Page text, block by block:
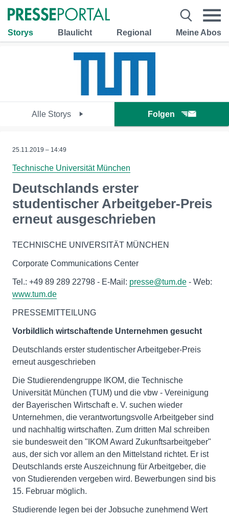
Storys Blaulicht Regional Meine Abos
Alle Storys Folgen
25.11.2019 – 14:49
Technische Universität München
Deutschlands erster
studentischer Arbeitgeber-Preis
erneut ausgeschrieben
TECHNISCHE UNIVERSITÄT MÜNCHEN
Corporate Communications Center
Tel.: +49 89 289 22798 - E-Mail: presse@tum.de - Web:
www.tum.de
PRESSEMITTEILUNG
Vorbildlich wirtschaftende Unternehmen gesucht
Deutschlands erster studentischer Arbeitgeber-Preis
erneut ausgeschrieben
Die Studierendengruppe IKOM, die Technische
Universität München (TUM) und die vbw - Vereinigung
der Bayerischen Wirtschaft e. V. suchen wieder
Unternehmen, die verantwortungsvolle Arbeitgeber sind
und nachhaltig wirtschaften. Zum dritten Mal schreiben
sie bundesweit den "IKOM Award Zukunftsarbeitgeber"
aus, der sich vor allem an den Mittelstand richtet. Er ist
Deutschlands erste Auszeichnung für Arbeitgeber, die
von Studierenden vergeben wird. Bewerbungen sind bis
15. Februar möglich.
Studierende legen bei der Jobsuche zunehmend Wert